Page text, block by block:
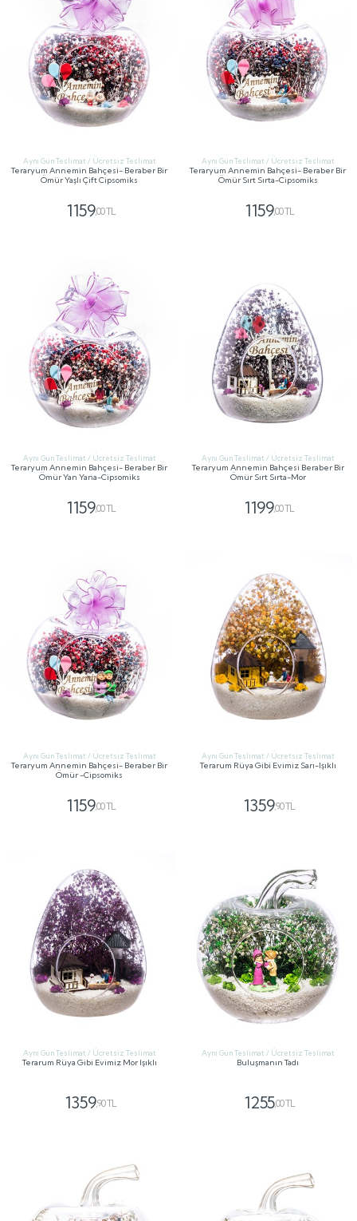
Aynı Gün Teslimat / Ücretsiz Teslimat
Teraryum Annemin Bahçesi- Beraber Bir
Ömür Yaşlı Çift Cipsomiks
1159,00 TL
Aynı Gün Teslimat / Ücretsiz Teslimat
Teraryum Annemin Bahçesi- Beraber Bir
Ömür Sırt Sırta-Cipsomiks
1159,00 TL
Aynı Gün Teslimat / Ücretsiz Teslimat
Teraryum Annemin Bahçesi- Beraber Bir
Ömür Yan Yana-Cipsomiks
1159,00 TL
Aynı Gün Teslimat / Ücretsiz Teslimat
Teraryum Annemin Bahçesi Beraber Bir
Ömür Sırt Sırta-Mor
1199,00 TL
Aynı Gün Teslimat / Ücretsiz Teslimat
Teraryum Annemin Bahçesi- Beraber Bir
Ömür -Cipsomiks
1159,00 TL
Aynı Gün Teslimat / Ücretsiz Teslimat
Terarum Rüya Gibi Evimiz Sarı-Işıklı
1359,90 TL
Aynı Gün Teslimat / Ücretsiz Teslimat
Terarum Rüya Gibi Evimiz Mor Işıklı
1359,90 TL
Aynı Gün Teslimat / Ücretsiz Teslimat
Buluşmanın Tadı
1255,00 TL